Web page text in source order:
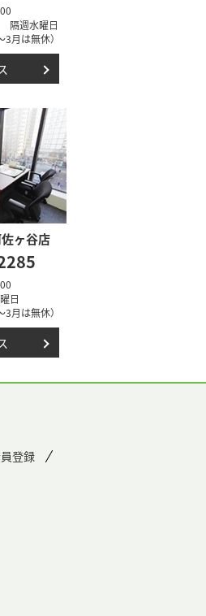
隔週水曜日
月は無休）
ヶ谷店
日
月は無休）
登録